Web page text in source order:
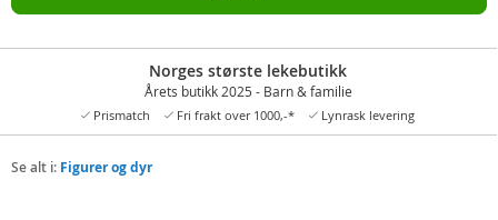
Norges største lekebutikk
Årets butikk 2025 - Barn & familie
Prismatch Fri frakt over 1000,-* Lynrask levering
Se alt i: Figurer og dyr